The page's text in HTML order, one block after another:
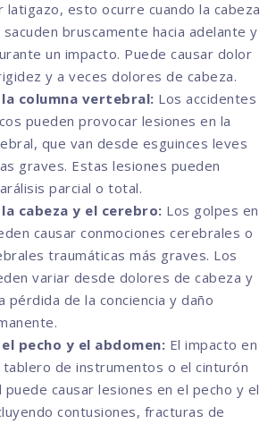
latigazo, esto ocurre cuando la cabeza
bruscamente hacia adelante y
un impacto. Puede causar dolor
y a veces dolores de cabeza.
la columna vertebral: Los accidentes
pueden provocar lesiones en la
que van desde esguinces leves
graves. Estas lesiones pueden
parcial o total.
cabeza y el cerebro: Los golpes en
causar conmociones cerebrales o
traumáticas más graves. Los
variar desde dolores de cabeza y
pérdida de la conciencia y daño
pecho y el abdomen: El impacto en
de instrumentos o el cinturón
causar lesiones en el pecho y el
contusiones, fracturas de